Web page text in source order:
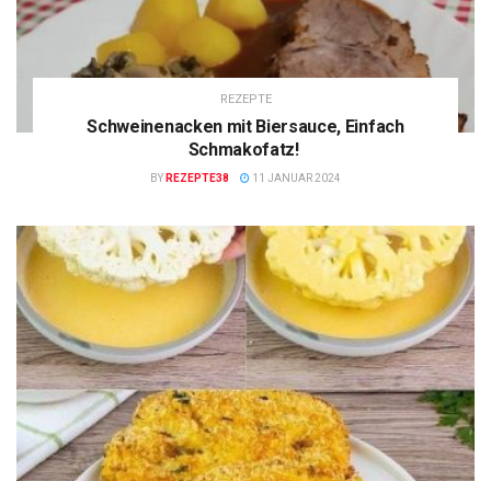
REZEPTE
Schweinenacken mit Biersauce, Einfach
Schmakofatz!
BY REZEPTE38 11 JANUAR 2024